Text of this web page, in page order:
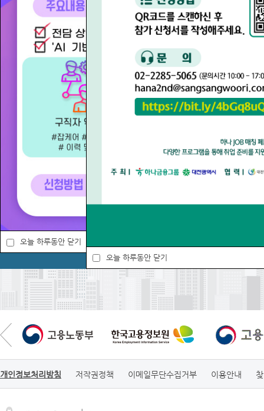
오늘 하루동안 닫기
오늘 하루동안 닫기
오늘 하루동안 닫기
(안내) 모성보호 업무 위
치 변경 안내
2026-08-10
26년 7월 대전고용센터
일자리수요데이(구인...
2026-07-21
2026년 하나 JOB매칭
(in 대전) 페스타
2026-07-20
공지
'26.7월 「고플가치+ in
수요데이」 만...
2026-07-06
안내
'26년 6월 대전 「경영 등
2026-06-26
자주하는 질문
실업급여수급 신청자격은 어떻...
2
4 실업급여 지급 요건은?
개인정보처리방침 저작권정책 이메일무단수집거부 이용안내